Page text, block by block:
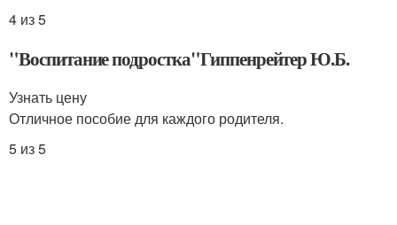
4 из 5
"Воспитание подростка"Гиппенрейтер Ю.Б.
Узнать цену
Отличное пособие для каждого родителя.
5 из 5